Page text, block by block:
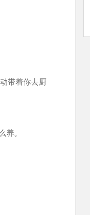
带着你去厨
。